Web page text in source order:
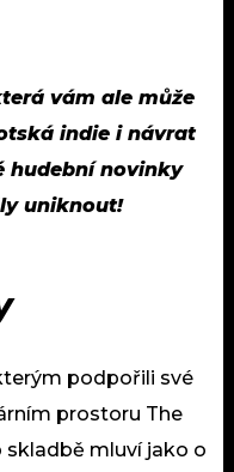
vám ale může
indie i návrat
hudební novinky
uniknout!
podpořili své
prostoru The
skladbě mluví jako o